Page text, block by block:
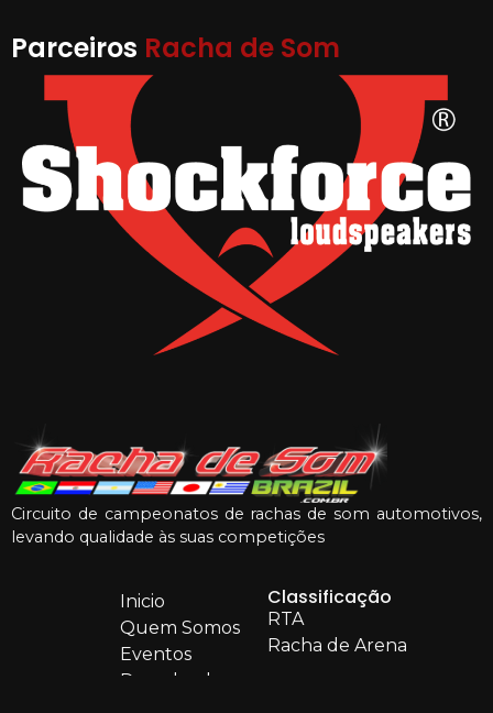
Parceiros Racha de Som
Circuito de campeonatos de rachas de som automotivos,
levando qualidade às suas competições
Inicio
Quem Somos
Eventos
Downloads
Classificação
RTA
Racha de Arena